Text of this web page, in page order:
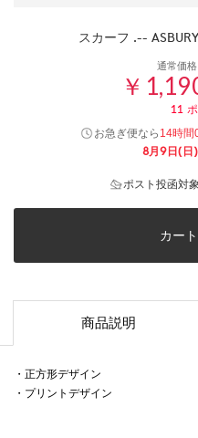
スカーフ .--
通常価
￥
11ポ
お急ぎ便なら 14時間
8月9日(日)
ポスト投函対
カー
商品説明
・正方形デザイン
・プリントデザイン